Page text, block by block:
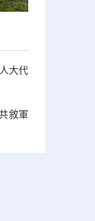
大代
敘軍